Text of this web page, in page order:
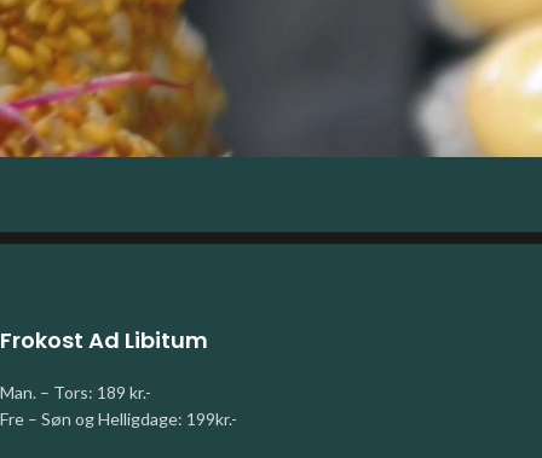
Frokost Ad Libitum
Man. – Tors: 189 kr.-
Fre – Søn og Helligdage: 199kr.-